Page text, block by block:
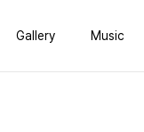
Gallery Music